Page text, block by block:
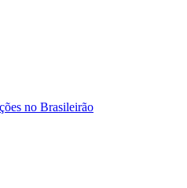
no Brasileirão